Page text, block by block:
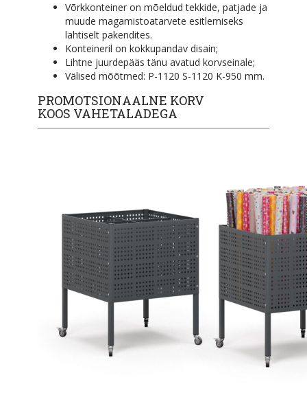
Võrkkonteiner on mõeldud tekkide, patjade ja
muude magamistoatarvete esitlemiseks
lahtiselt pakendites.
Konteineril on kokkupandav disain;
Lihtne juurdepääs tänu avatud korvseinale;
Välised mõõtmed: P-1120 S-1120 K-950 mm.
PROMOTSIONAALNE KORV
KOOS VAHETALADEGA